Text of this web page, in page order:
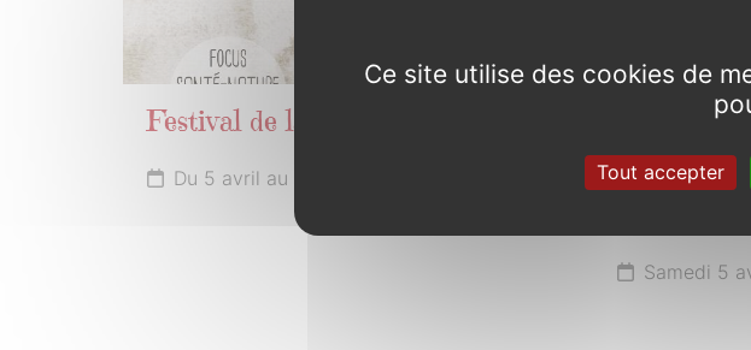
Festival de la biodiversité
Du 5 avril au 1er mai 2025
Balade
sauvages
Samedi 5
Ce site utilise des cookies de
Tout accepter